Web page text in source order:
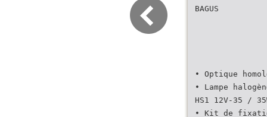
BAGUS
• Optique
• Lampe
HS1 12V-35 /
• Kit de